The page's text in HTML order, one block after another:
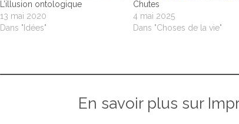
L’illusion ontologique
13 mai 2020
Dans "Idées"
Chutes
4 mai 2025
Dans "Choses de la vie"
En savoir plus sur